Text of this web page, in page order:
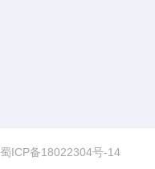
蜀ICP备18022304号-14